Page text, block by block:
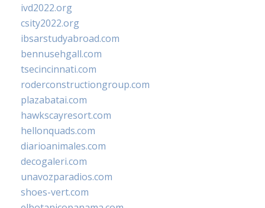
ivd2022.org
csity2022.org
ibsarstudyabroad.com
bennusehgall.com
tsecincinnati.com
roderconstructiongroup.com
plazabatai.com
hawkscayresort.com
hellonquads.com
diarioanimales.com
decogaleri.com
unavozparadios.com
shoes-vert.com